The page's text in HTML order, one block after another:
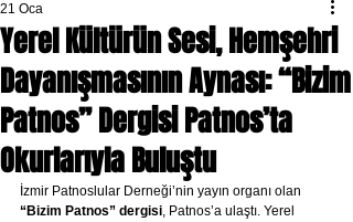
Yerel Kültürün Sesi, Hemşehri
Dayanışmasının Aynası: “Bizim
Patnos” Dergisi Patnos’ta
Okurlarıyla Buluştu
21 Oca
İzmir Patnoslular Derneği’nin yayın organı olan
“Bizim Patnos” dergisi, Patnos’a ulaştı. Yerel